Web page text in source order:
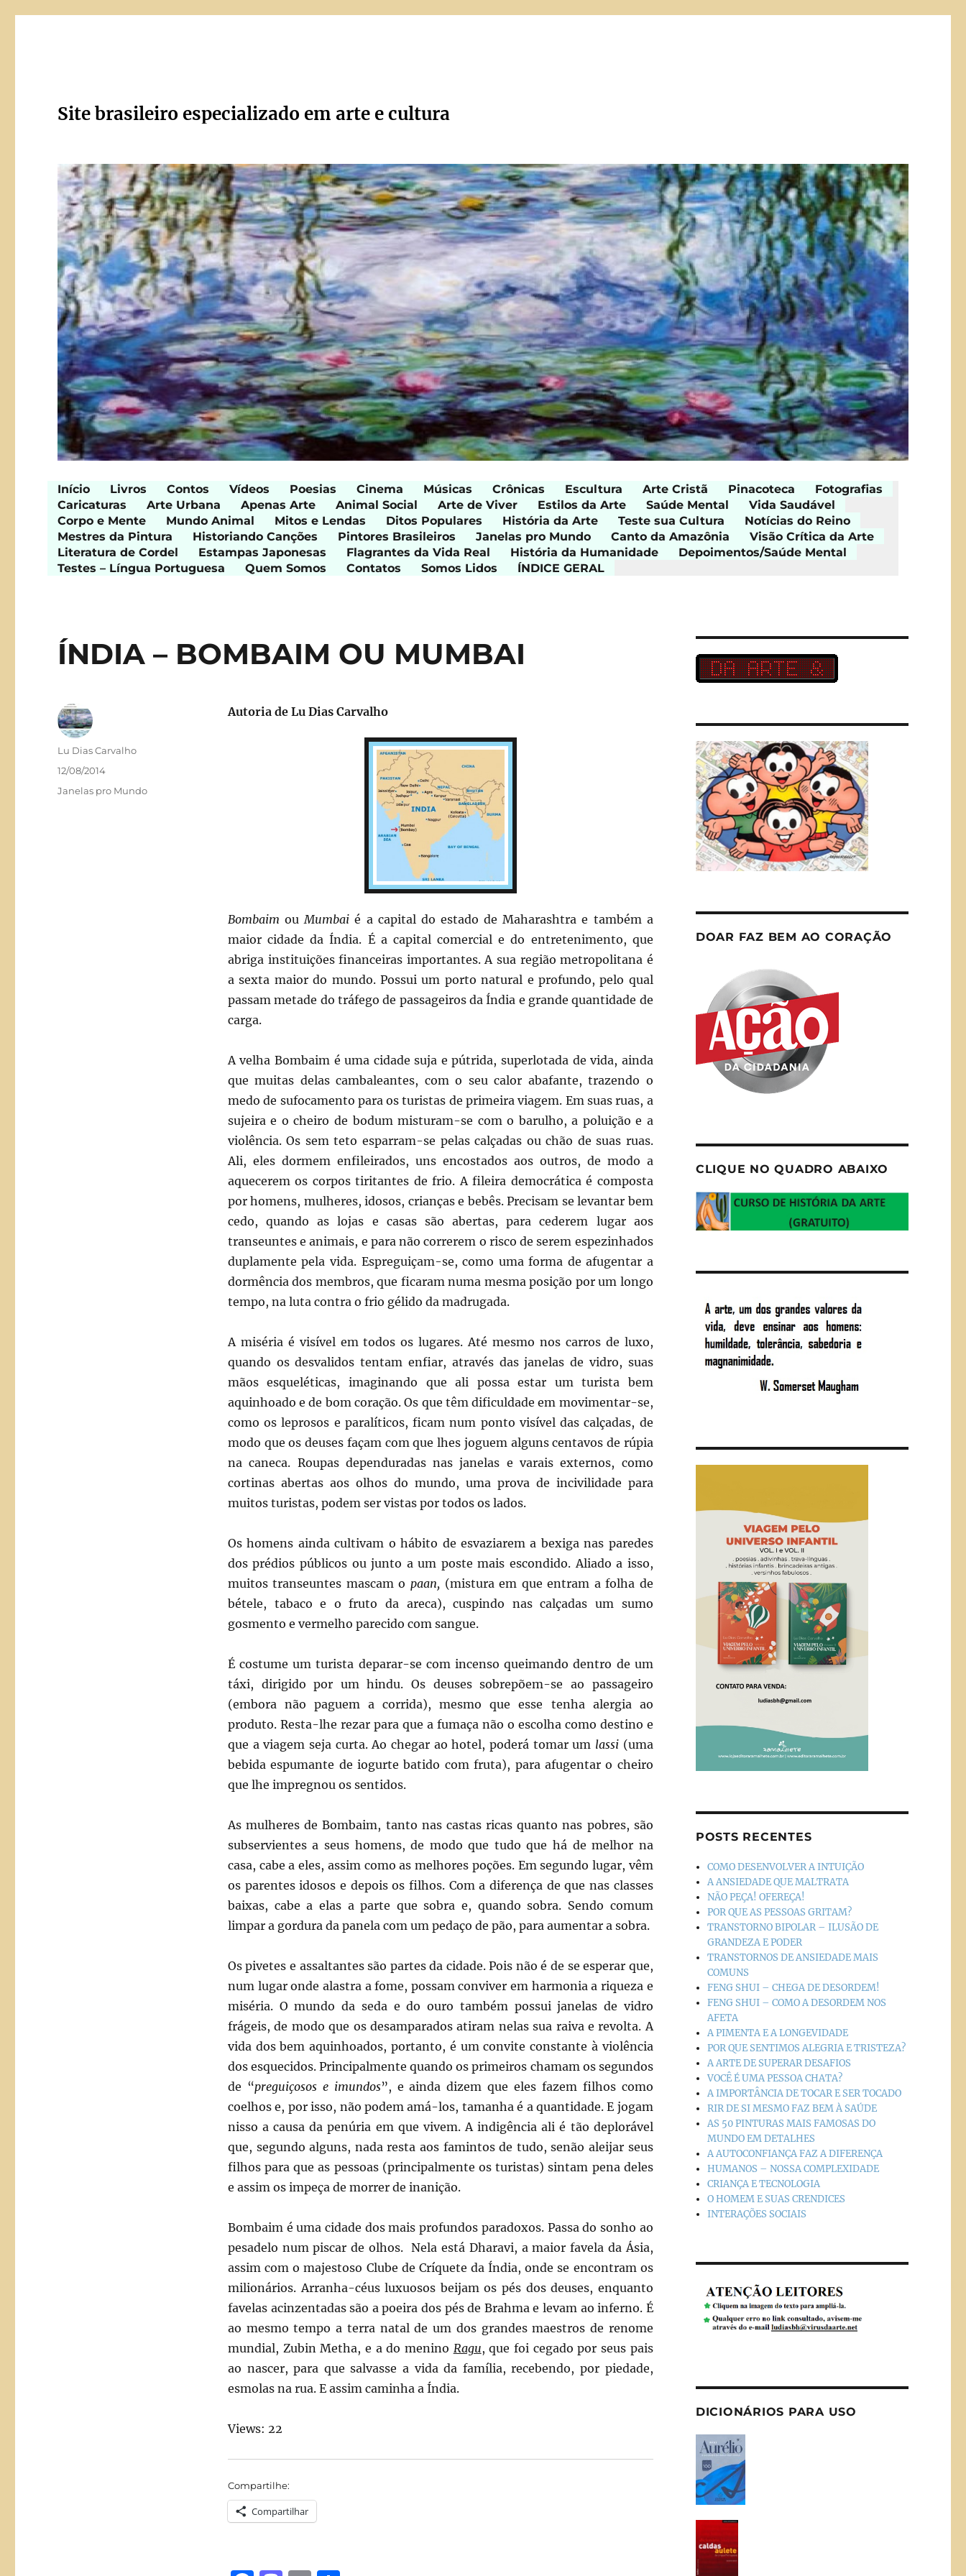
Site brasileiro especializado em arte e cultura
Início Livros Contos Vídeos Poesias Cinema Músicas Crônicas Escultura Arte Cristã Pinacoteca
Fotografias
Caricaturas
Arte Urbana Apenas Arte Animal Social Arte de Viver Estilos da Arte Saúde Mental
Vida Saudável
Corpo e Mente
Mundo Animal Mitos e Lendas Ditos Populares História da Arte Teste sua Cultura
Notícias do Reino
Mestres da Pintura
Historiando Canções Pintores Brasileiros Janelas pro Mundo Canto da Amazônia
Visão Crítica da Arte
Literatura de Cordel
Estampas Japonesas Flagrantes da Vida Real História da Humanidade
Depoimentos/Saúde Mental
Testes – Língua Portuguesa
Quem Somos Contatos Somos Lidos ÍNDICE GERAL
ÍNDIA – BOMBAIM OU MUMBAI
Autoria de Lu Dias Carvalho
Bombaim ouMumbaié a capital do estado de Maharashtra e também a
maior cidade da Índia. É a capital comercial e do entretenimento, que
abriga instituições financeiras importantes. A sua região metropolitana é
a sexta maior do mundo. Possui um porto natural e profundo, pelo qual
passam metade do tráfego de passageiros da Índia e grande quantidade de
carga.
A velha Bombaim é uma cidade suja e pútrida, superlotada de vida, ainda
que muitas delas cambaleantes, com o seu calor abafante, trazendo o
medo de sufocamento para os turistas de primeira viagem. Em suas ruas, a
sujeira e o cheiro de bodum misturam-se com o barulho, a poluição e a
violência. Os sem teto esparram-se pelas calçadas ou chão de suas ruas.
Ali, eles dormem enfileirados, uns encostados aos outros, de modo a
aquecerem os corpos tiritantes de frio. A fileira democrática é composta
por homens, mulheres, idosos, crianças e bebês. Precisam se levantar bem
cedo, quando as lojas e casas são abertas, para cederem lugar aos
transeuntes e animais, e para não correrem o risco de serem espezinhados
duplamente pela vida. Espreguiçam-se, como uma forma de afugentar a
dormência dos membros, que ficaram numa mesma posição por um longo
tempo, na luta contra o frio gélido da madrugada.
A miséria é visível em todos os lugares. Até mesmo nos carros de luxo,
quando os desvalidos tentam enfiar, através das janelas de vidro, suas
mãos esqueléticas, imaginando que ali possa estar um turista bem
aquinhoado e de bom coração. Os que têm dificuldade em movimentar-se,
como os leprosos e paralíticos, ficam num ponto visível das calçadas, de
modo que os deuses façam com que lhes joguem alguns centavos de rúpia
na caneca. Roupas dependuradas nas janelas e varais externos, como
cortinas abertas aos olhos do mundo, uma prova de incivilidade para
muitos turistas, podem ser vistas por todos os lados.
Os homens ainda cultivam o hábito de esvaziarem a bexiga nas paredes
dos prédios públicos ou junto a um poste mais escondido. Aliado a isso,
muitos transeuntes mascam opaan, (mistura em que entram a folha de
bétele, tabaco e o fruto da areca), cuspindo nas calçadas um sumo
gosmento e vermelho parecido com sangue.
É costume um turista deparar-se com incenso queimando dentro de um
táxi, dirigido por um hindu. Os deuses sobrepõem-se ao passageiro
(embora não paguem a corrida), mesmo que esse tenha alergia ao
produto. Resta-lhe rezar para que a fumaça não o escolha como destino e
que a viagem seja curta. Ao chegar ao hotel, poderá tomar um lassi (uma
bebida espumante de iogurte batido com fruta), para afugentar o cheiro
que lhe impregnou os sentidos.
As mulheres de Bombaim, tanto nas castas ricas quanto nas pobres, são
subservientes a seus homens, de modo que tudo que há de melhor na
casa, cabe a eles, assim como as melhores poções. Em segundo lugar, vêm
os parentes idosos e depois os filhos. Com a diferença de que nas classes
baixas, cabe a elas a parte que sobra e, quando sobra. Sendo comum
limpar a gordura da panela com um pedaço de pão, para aumentar a sobra.
Os pivetes e assaltantes são partes da cidade. Pois não é de se esperar que,
num lugar onde alastra a fome, possam conviver em harmonia a riqueza e
miséria. O mundo da seda e do ouro também possui janelas de vidro
frágeis, de modo que os desamparados atiram nelas sua raiva e revolta. A
vida dos bem aquinhoados, portanto, é um convite constante à violência
dos esquecidos. Principalmente quando os primeiros chamam os segundos
de “preguiçosos e imundos”, e ainda dizem que eles fazem filhos como
coelhos e, por isso, não podem amá-los, tamanha é a quantidade. E jogam
nisso a causa da penúria em que vivem. A indigência ali é tão deplorável
que, segundo alguns, nada resta aos famintos de tudo, senão aleijar seus
filhos para que as pessoas (principalmente os turistas) sintam pena deles
e assim os impeça de morrer de inanição.
Bombaim é uma cidade dos mais profundos paradoxos. Passa do sonho ao
pesadelo num piscar de olhos. Nela está Dharavi, a maior favela da Ásia,
assim com o majestoso Clube de Críquete da Índia, onde se encontram os
milionários. Arranha-céus luxuosos beijam os pés dos deuses, enquanto
favelas acinzentadas são a poeira dos pés de Brahma e levam ao inferno. É
ao mesmo tempo a terra natal de um dos grandes maestros de renome
mundial, Zubin Metha, e a do menino Ragu, que foi cegado por seus pais
ao nascer, para que salvasse a vida da família, recebendo, por piedade,
esmolas na rua. E assim caminha a Índia.
Views: 22
Compartilhe:
Compartilhar
Autor
Lu Dias Carvalho
Publicado
em
12/08/2014
Categorias
Janelas pro Mundo
DOAR FAZ BEM AO CORAÇÃO
CLIQUE NO QUADRO ABAIXO
POSTS RECENTES
COMO DESENVOLVER A INTUIÇÃO
A ANSIEDADE QUE MALTRATA
NÃO PEÇA! OFEREÇA!
POR QUE AS PESSOAS GRITAM?
TRANSTORNO BIPOLAR – ILUSÃO DE
GRANDEZA E PODER
TRANSTORNOS DE ANSIEDADE MAIS
COMUNS
FENG SHUI – CHEGA DE DESORDEM!
FENG SHUI – COMO A DESORDEM NOS
AFETA
A PIMENTA E A LONGEVIDADE
POR QUE SENTIMOS ALEGRIA E TRISTEZA?
A ARTE DE SUPERAR DESAFIOS
VOCÊ É UMA PESSOA CHATA?
A IMPORTÂNCIA DE TOCAR E SER TOCADO
RIR DE SI MESMO FAZ BEM À SAÚDE
AS 50 PINTURAS MAIS FAMOSAS DO
MUNDO EM DETALHES
A AUTOCONFIANÇA FAZ A DIFERENÇA
HUMANOS – NOSSA COMPLEXIDADE
CRIANÇA E TECNOLOGIA
O HOMEM E SUAS CRENDICES
INTERAÇÕES SOCIAIS
DICIONÁRIOS PARA USO